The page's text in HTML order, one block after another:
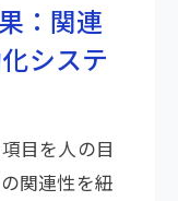
：関連
システ
目を人の目
関連性を紐